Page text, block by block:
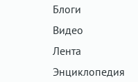
Блоги
Видео
Лента
Энциклопедия